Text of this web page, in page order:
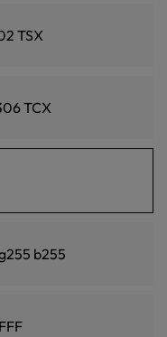
TSX
TCX
b255